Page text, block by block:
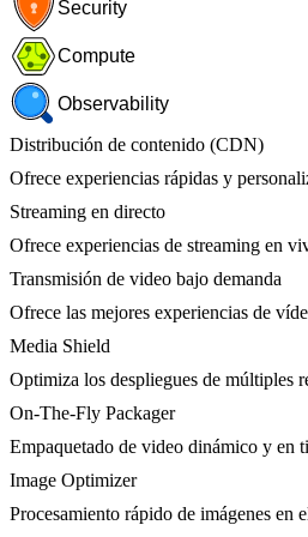
Security
Compute
Observability
Distribución de contenido (CDN)
Ofrece experiencias rápidas y
Streaming en directo
Ofrece experiencias de streaming en
Transmisión de video bajo demanda
Ofrece las mejores experiencias de
Media Shield
Optimiza los despliegues de múltiples
On-The-Fly Packager
Empaquetado de video dinámico y en
Image Optimizer
Procesamiento rápido de imágenes en